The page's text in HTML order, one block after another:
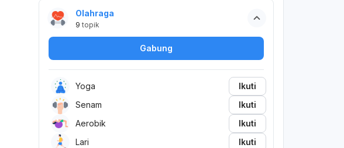
Olahraga
9 topik
Gabung
Yoga
Ikuti
Senam
Ikuti
Aerobik
Ikuti
Lari
Ikuti